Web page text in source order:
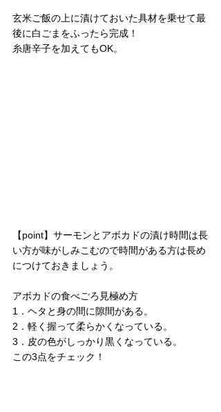
玄米ご飯の上に漬けておいた具材を乗せて最
後に白ごまをふったら完成！
糸唐辛子を加えてもOK。
【point】サーモンとアボカドの漬け時間は長
い方が味がしみこむので時間がある方は長め
につけておきましょう。
アボカドの食べごろ見極め方
1．ヘタと身の間に隙間がある。
2．軽く握って柔らかくなっている。
3．皮の色がしっかり黒くなっている。
この3点をチェック！